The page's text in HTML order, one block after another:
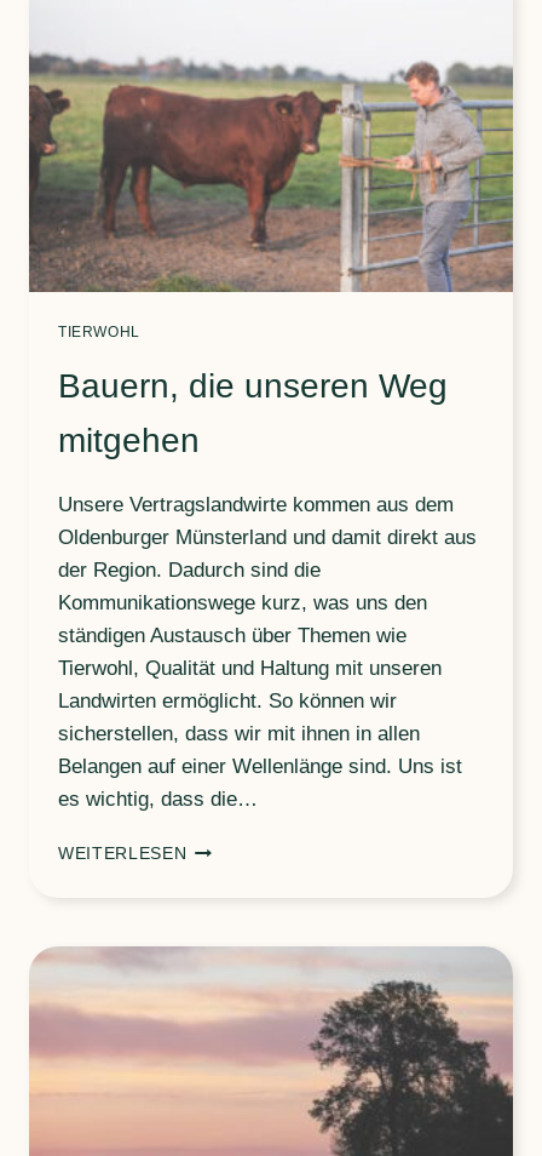
TIERWOHL
Bauern, die unseren Weg
mitgehen
Unsere Vertragslandwirte kommen aus dem
Oldenburger Münsterland und damit direkt aus
der Region. Dadurch sind die
Kommunikationswege kurz, was uns den
ständigen Austausch über Themen wie
Tierwohl, Qualität und Haltung mit unseren
Landwirten ermöglicht. So können wir
sicherstellen, dass wir mit ihnen in allen
Belangen auf einer Wellenlänge sind. Uns ist
es wichtig, dass die…
WEITERLESEN BAUERN,
MITGEHEN